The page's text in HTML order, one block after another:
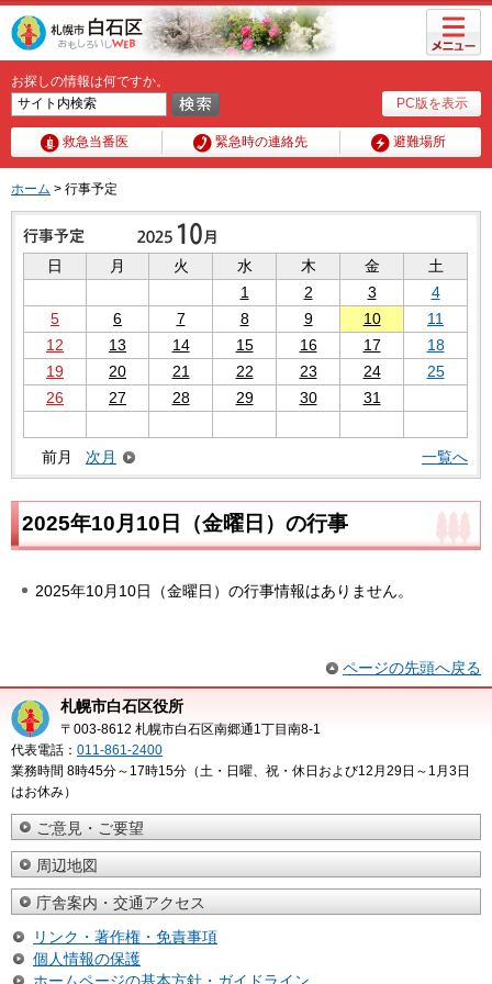
PC版を表示
お探しの情報は何ですか。
救急当番医 緊急時の連絡先 避難場所
メニュ
ー
ホーム > 行事予定
日 月 火 水 木 金
土
1
2 3
4
5
6 7 8 9 10
11
12
13 14 15 16 17
18
19
20 21 22 23 24
25
26
27 28 29 30 31
前月 次月 一覧へ
2025年10月10日（金曜日）の行事
2025年10月10日（金曜日）の行事情報はありません。
ページの先頭へ戻る
札幌市白石区役所
〒003-8612 札幌市白石区南郷通1丁目南8-1
代表電話： 011-861-2400
業務時間 8時45分～17時15分（土・日曜、祝・休日および12月29日～1月3日
はお休み）
ご意見・ご要望
周辺地図
庁舎案内・交通アクセス
リンク・著作権・免責事項
個人情報の保護